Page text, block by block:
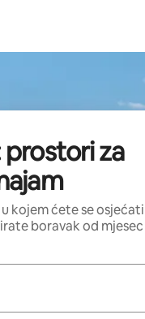
za
kojem ćete se
boravak od mjesec
rezultati, moći ćete ih